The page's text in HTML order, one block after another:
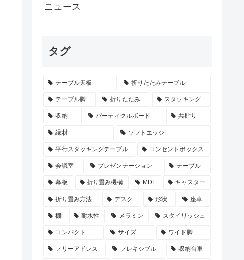
ニュース
タグ
テーブル天板 折りたたみテーブル
テーブル脚 折りたたみ スタッキング
収納 パーティクルボード 共貼り
縁材 ソフトエッジ
平行スタッキングテーブル コンセントボックス
会議室 プレゼンテーション テーブル
幕板 折り畳み機構 MDF キャスター
折り畳み方法 デスク 形状 座卓
棚 耐水性 メラミン スタイリッシュ
コンパクト サイズ ワイド脚
フリーアドレス フレキシブル 収納台車